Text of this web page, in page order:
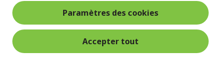
Paramètres des cookies
Accepter tout